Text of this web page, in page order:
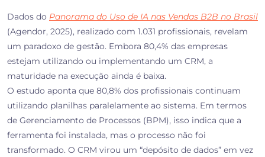
Dados do Panorama do Uso de IA nas Vendas B2B no Brasil
(Agendor, 2025), realizado com 1.031 profissionais, revelam
um paradoxo de gestão. Embora 80,4% das empresas
estejam utilizando ou implementando um CRM, a
maturidade na execução ainda é baixa.
O estudo aponta que 80,8% dos profissionais continuam
utilizando planilhas paralelamente ao sistema. Em termos
de Gerenciamento de Processos (BPM), isso indica que a
ferramenta foi instalada, mas o processo não foi
transformado. O CRM virou um “depósito de dados” em vez